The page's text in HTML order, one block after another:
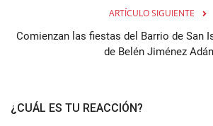
ARTÍCULO SIGUIENTE
Comienzan las fiestas del Barrio de San
de Belén Jiménez Adán
¿CUÁL ES TU REACCIÓN?